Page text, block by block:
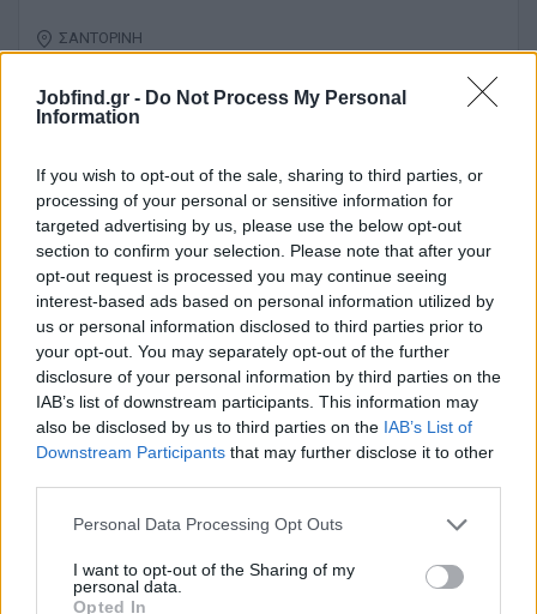
Jobfind.gr - Do Not Process My Personal
Information
If you wish to opt-out of the sale, sharing to third parties, or
processing of your personal or sensitive information for
targeted advertising by us, please use the below opt-out
section to confirm your selection. Please note that after your
opt-out request is processed you may continue seeing
interest-based ads based on personal information utilized by
us or personal information disclosed to third parties prior to
your opt-out. You may separately opt-out of the further
disclosure of your personal information by third parties on the
IAB’s list of downstream participants. This information may
also be disclosed by us to third parties on the IAB’s List of
Downstream Participants that may further disclose it to other
Personal Data Processing Opt Outs
I want to opt-out of the Sharing of my
personal data.
Opted In
ΣΑΝΤΟΡΙΝΗ
σελίδα 1 από 1